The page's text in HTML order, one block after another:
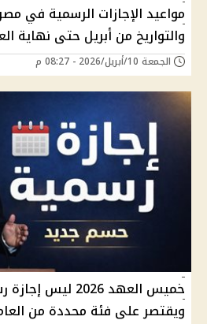
والتواريخ من أبريل حتى نهاية
الجمعة 10/أبريل/2026 - 08:27 م
خميس العهد
ويقتصر على فئة محددة من